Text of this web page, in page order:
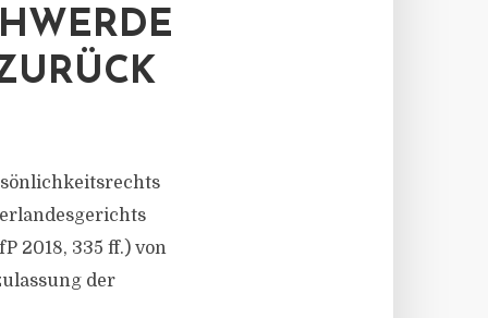
2018, 335 ff.) von
der